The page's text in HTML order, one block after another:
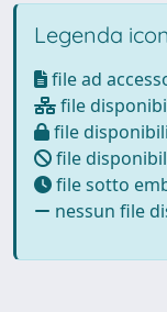
Legenda
file ad
file
file
file
file sotto
nessun file